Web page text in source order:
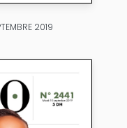
2019